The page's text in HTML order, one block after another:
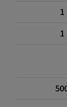
1
1